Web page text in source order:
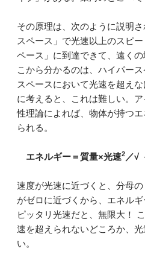
その原理は、次のように説明
スペース」で光速以上のスピ
ペース」に到達できて、遠く
こから分かるのは、ハイパー
スペースにおいて光速を超え
に考えると、これは難しい。
性理論によれば、物体が持つ
られる。
エネルギー＝質量×光速2 ／√
速度が光速に近づくと、分母
がゼロに近づくから、エネルギ
ピッタリ光速だと、無限大！
速を超えられないどころか、
い。